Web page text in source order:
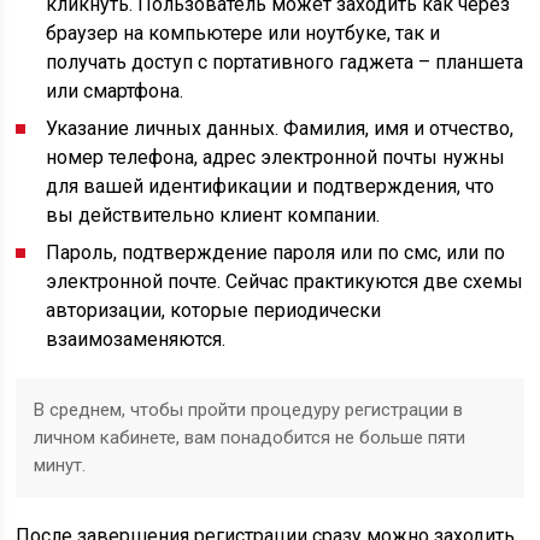
браузер на компьютере или ноутбуке, так и
получать доступ с портативного гаджета – планшета
или смартфона.
Указание личных данных. Фамилия, имя и отчество,
номер телефона, адрес электронной почты нужны
для вашей идентификации и подтверждения, что
вы действительно клиент компании.
Пароль, подтверждение пароля или по смс, или по
электронной почте. Сейчас практикуются две схемы
авторизации, которые периодически
взаимозаменяются.
В среднем, чтобы пройти процедуру регистрации в
личном кабинете, вам понадобится не больше пяти
минут.